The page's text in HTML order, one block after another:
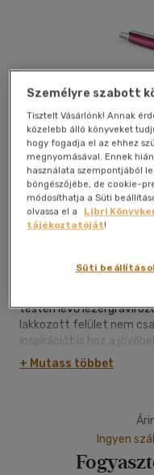
Galéria
Ico Zrt.|2024|magyar
A Parker Jotter család
világkörüli kalandra,
testén lévő
lakkozott felület nem
inspirációt is hoz a
+ Mutass többet
Ingyen
Személyre szabott
Tisztelt Vásárlónk! Annak
közelebb álló könyveket
hogy fogadja el az ehhez
megnyomásával. Ennek
használata szempontjából
böngészőjébe, de cookie-
módosíthatja a Süti
olvassa el a
Libri
tájékoztatóját!
Süti